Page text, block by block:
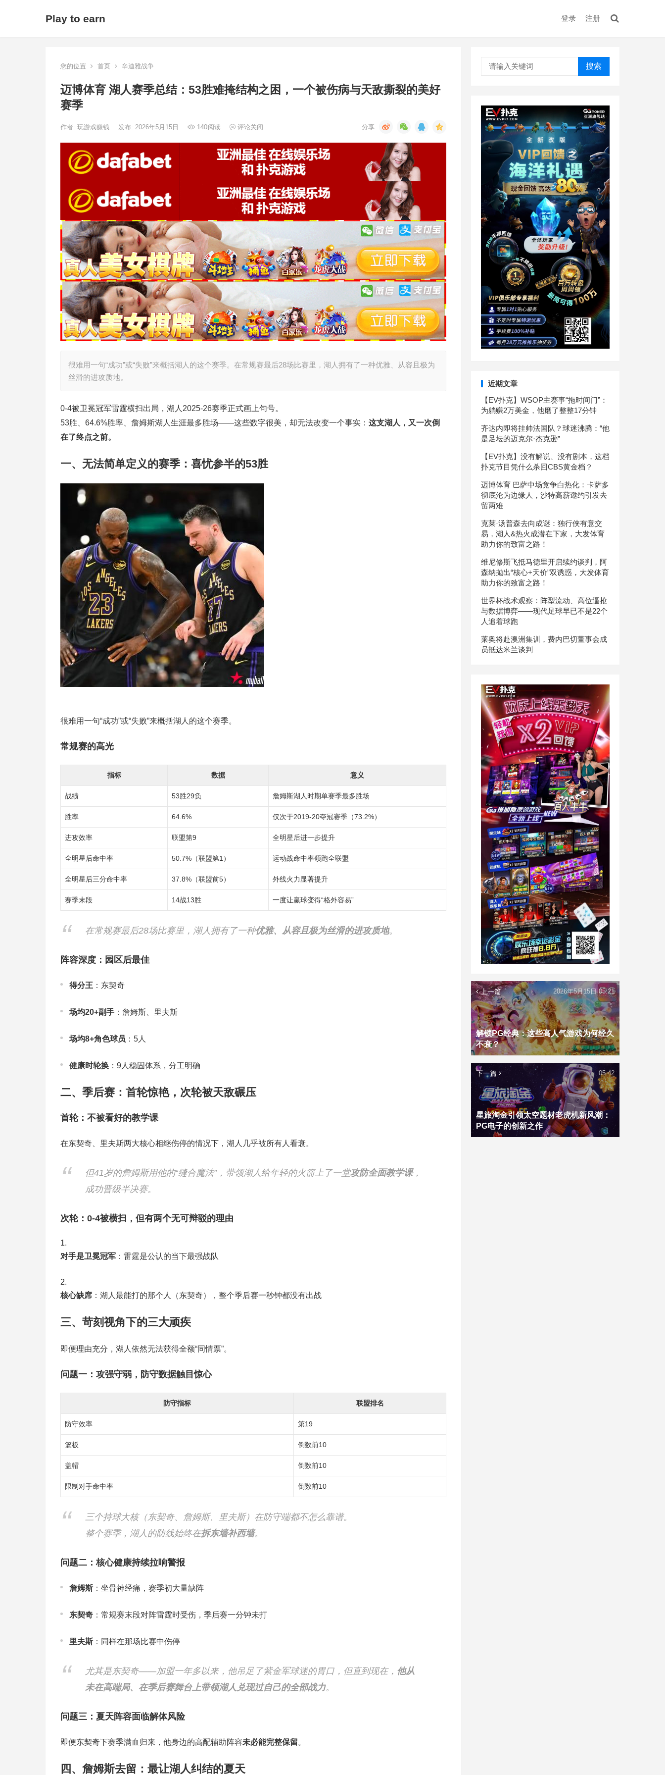
Play to earn 登录 注册
您的位置 首页 辛迪雅战争
迈博体育 湖人赛季总结：53胜难掩结构之困，一个被伤病与天敌撕裂的美好
赛季
作者: 玩游戏赚钱 发布: 2026年5月15日 140阅读 评论关闭
很难用一句“成功”或“失败”来概括湖人的这个赛季。在常规赛最后28场比赛里，湖人拥有了一种优雅、从容且极为
丝滑的进攻质地。
0-4被卫冕冠军雷霆横扫出局，湖人2025-26赛季正式画上句号。
53胜、64.6%胜率、詹姆斯湖人生涯最多胜场——这些数字很美，却无法改变一个事实： 这支湖人，又一次倒
在了终点之前。
一、无法简单定义的赛季：喜忧参半的53胜
很难用一句“成功”或“失败”来概括湖人的这个赛季。
常规赛的高光
指标 数据 意义
战绩 53胜29负 詹姆斯湖人时期单赛季最多胜场
胜率 64.6% 仅次于2019-20夺冠赛季（73.2%）
进攻效率 联盟第9 全明星后进一步提升
全明星后命中率 50.7%（联盟第1） 运动战命中率领跑全联盟
全明星后三分命中率 37.8%（联盟前5） 外线火力显著提升
赛季末段 14战13胜 一度让赢球变得“格外容易”
在常规赛最后28场比赛里，湖人拥有了一种优雅、从容且极为丝滑的进攻质地。
阵容深度：园区后最佳
得分王 ：东契奇
场均20+副手 ：詹姆斯、里夫斯
场均8+角色球员 ：5人
健康时轮换 ：9人稳固体系，分工明确
二、季后赛：首轮惊艳，次轮被天敌碾压
首轮：不被看好的教学课
在东契奇、里夫斯两大核心相继伤停的情况下，湖人几乎被所有人看衰。
但41岁的詹姆斯用他的“缝合魔法”，带领湖人给年轻的火箭上了一堂攻防全面教学课，
成功晋级半决赛。
次轮：0-4被横扫，但有两个无可辩驳的理由
对手是卫冕冠军 ：雷霆是公认的当下最强战队
核心缺席 ：湖人最能打的那个人（东契奇），整个季后赛一秒钟都没有出战
三、苛刻视角下的三大顽疾
即便理由充分，湖人依然无法获得全额“同情票”。
问题一：攻强守弱，防守数据触目惊心
防守指标 联盟排名
防守效率 第19
篮板 倒数前10
盖帽 倒数前10
限制对手命中率 倒数前10
三个持球大核（东契奇、詹姆斯、里夫斯）在防守端都不怎么靠谱。
整个赛季，湖人的防线始终在拆东墙补西墙。
问题二：核心健康持续拉响警报
詹姆斯：坐骨神经痛，赛季初大量缺阵
东契奇 ：常规赛末段对阵雷霆时受伤，季后赛一分钟未打
里夫斯：同样在那场比赛中伤停
尤其是东契奇——加盟一年多以来，他吊足了紫金军球迷的胃口，但直到现在， 他从
未在高端局、在季后赛舞台上带领湖人兑现过自己的全部战力。
问题三：夏天阵容面临解体风险
即便东契奇下赛季满血归来，他身边的高配辅助阵容未必能完整保留。
四、詹姆斯去留：最让湖人纠结的夏天
搜索
近期文章
【EV扑克】WSOP主赛事“拖时间门”：
为躺赚2万美金，他磨了整整17分钟
齐达内即将挂帅法国队？球迷沸腾：“他
是足坛的迈克尔·杰克逊”
【EV扑克】没有解说、没有剧本，这档
扑克节目凭什么杀回CBS黄金档？
迈博体育 巴萨中场竞争白热化：卡萨多
彻底沦为边缘人，沙特高薪邀约引发去
留两难
克莱·汤普森去向成谜：独行侠有意交
易，湖人&热火成潜在下家，大发体育
助力你的致富之路！
维尼修斯飞抵马德里开启续约谈判，阿
森纳抛出“核心+天价”双诱惑，大发体育
助力你的致富之路！
世界杯战术观察：阵型流动、高位逼抢
与数据博弈——现代足球早已不是22个
人追着球跑
莱奥将赴澳洲集训，费内巴切董事会成
员抵达米兰谈判
上一篇
解锁PG经典：这些高人气游戏为何经久
不衰？
2026年5月15日 05:21
下一篇
星旅淘金引领太空题材老虎机新风潮：
PG电子的创新之作
05:42